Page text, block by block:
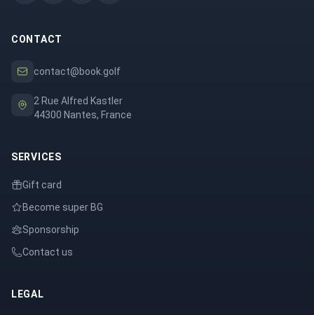
CONTACT
contact@book.golf
2 Rue Alfred Kastler
44300 Nantes, France
SERVICES
Gift card
Become super BG
Sponsorship
Contact us
LEGAL